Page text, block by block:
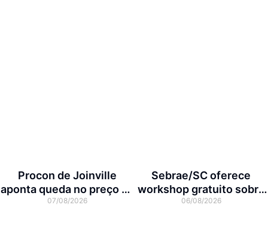
Procon de Joinville
aponta queda no preço da
cesta básica em agosto
07/08/2026
Sebrae/SC oferece
workshop gratuito sobre
franquias em Joinville
06/08/2026